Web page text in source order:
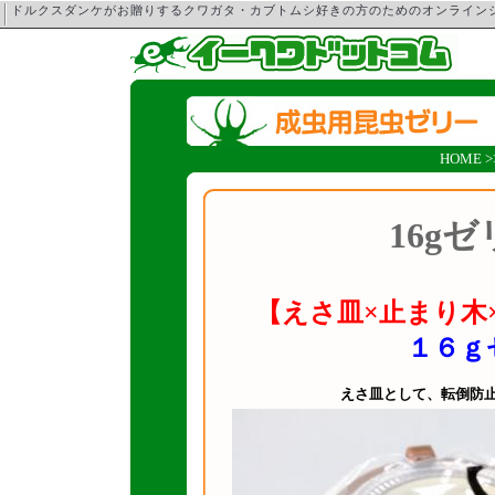
ドルクスダンケがお贈りするクワガタ・カブトムシ好きの方のためのオンライ
HOME
16gゼ
【えさ皿×止まり
１６
えさ皿として、転倒防